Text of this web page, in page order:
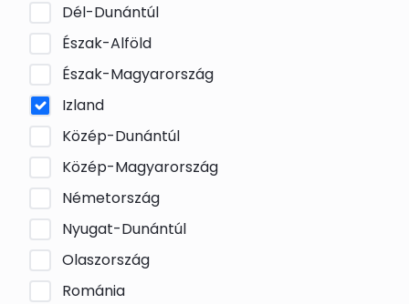
Dél-Dunántúl
Észak-Alföld
Észak-Magyarország
Izland
Közép-Dunántúl
Közép-Magyarország
Németország
Nyugat-Dunántúl
Olaszország
Románia